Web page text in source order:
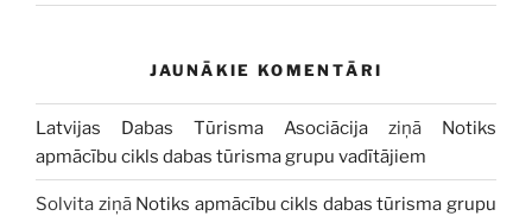
JAUNĀKIE KOMENTĀRI
Latvijas Dabas Tūrisma Asociācija ziņā Notiks
apmācību cikls dabas tūrisma grupu vadītājiem
Solvita ziņā Notiks apmācību cikls dabas tūrisma grupu